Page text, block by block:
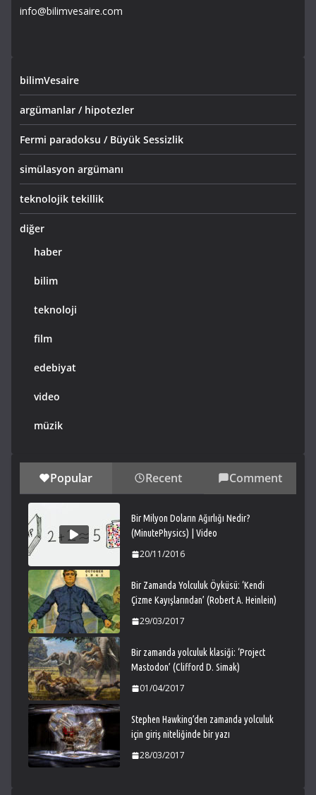
info@bilimvesaire.com
bilimVesaire
argümanlar / hipotezler
Fermi paradoksu / Büyük Sessizlik
simülasyon argümanı
teknolojik tekillik
diğer
haber
bilim
teknoloji
film
edebiyat
video
müzik
Popular Recent Comment
Bir Milyon Doların Ağırlığı Nedir?
(MinutePhysics) | Video
20/11/2016
Bir Zamanda Yolculuk Öyküsü: ‘Kendi
Çizme Kayışlarından’ (Robert A. Heinlein)
29/03/2017
Bir zamanda yolculuk klasiği: ‘Project
Mastodon’ (Clifford D. Simak)
01/04/2017
Stephen Hawking’den zamanda yolculuk
için giriş niteliğinde bir yazı
28/03/2017